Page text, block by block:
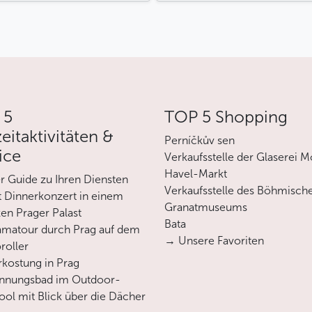
inklusive
für öffentliche Verkehrsmittel inklusive, um
historischem Zentrum zu erleichtern
Ihre Wünsche und Ihr persönliches
bleibt während Ihres gesamten Erlebnisses
und praktische Tipps für Ihren Aufenthalt
Weniger
&
Guide zu Ihren Diensten
Dinnerkonzert in einem
Prager Palast
durch Prag auf dem
in Prag
im Outdoor-
mit Blick über die Dächer
TOP 5 Shopping
Perníčkův sen
Verkaufsstelle der Glaserei
Havel-Markt
Verkaufsstelle des
Granatmuseums
Bata
→ Unsere Favoriten